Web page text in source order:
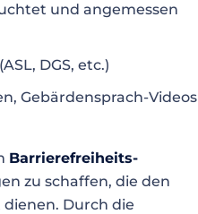
und angemessen
DGS, etc.)
Gebärdensprach-Videos
Barrierefreiheits-
zu schaffen, die den
Durch die